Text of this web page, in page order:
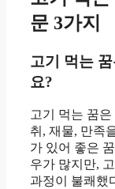
문 3가지
고기 먹는
요?
고기 먹는 꿈
취, 재물, 만족
가 있어 좋은
우가 많지만,
과정이 불쾌했